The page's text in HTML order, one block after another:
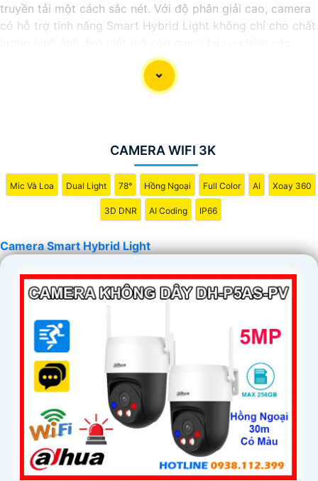
truyền tải một cách sắc nét. Với độ phân giải cao, camera
có hỗ trợ tính năng Smart Hybrid Light không chỉ cho chất
trong việc giám sát và theo dõi, với khả năng hoạt động
cả ban ngày và ban đêm, cung cấp sự bảo vệ toàn diện
cho không gian mà bạn muốn giám sát.
CAMERA WIFI 3K
Mic Và Loa Dual Light 78° Hồng Ngoại Full Color AI Xoay 360
3D DNR AI Coding IP66
Camera Smart Hybrid Light